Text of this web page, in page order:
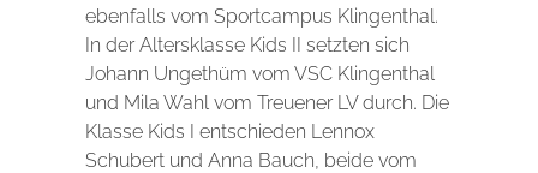
ebenfalls vom Sportcampus Klingenthal.
In der Altersklasse Kids II setzten sich
Johann Ungethüm vom VSC Klingenthal
und Mila Wahl vom Treuener LV durch. Die
Klasse Kids I entschieden Lennox
Schubert und Anna Bauch, beide vom